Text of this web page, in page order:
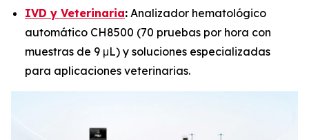
IVD y Veterinaria: Analizador hematológico
automático CH8500 (70 pruebas por hora con
muestras de 9 μL) y soluciones especializadas
para aplicaciones veterinarias.